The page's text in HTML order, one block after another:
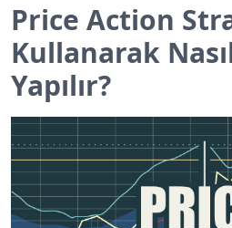
Price Action
Kullanarak
Yapılır?